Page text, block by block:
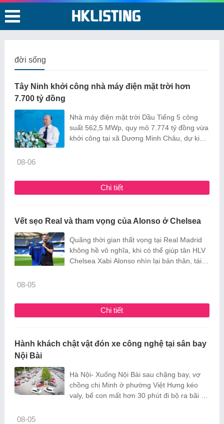
đời sống
Tây Ninh khởi công nhà máy điện mặt trời hơn
7.700 tỷ đồng
Nhà máy điện mặt trời Dầu Tiếng 5 công
suất 562,5 MWp, quy mô 7.774 tỷ đồng vừa
khởi công tại xã Dương Minh Châu, dự kiến
08-06
Chi tiết
Vết sẹo Real và tham vọng của Alonso ở Chelsea
Quãng thời gian thất vọng tại Real Madrid
không hề vô nghĩa, khi có thể giúp tân HLV
Chelsea Xabi Alonso nhìn lại bản thân, tái
08-05
Chi tiết
Hành khách chật vật đón xe công nghệ tại sân bay
Nội Bài
Hà Nội- Xuống Nội Bài sau chặng bay, vợ
chồng chị Minh ở phường Việt Hưng kéo
valy, bế con mất hơn 30 phút đi bộ ra bãi đỗ
08-05